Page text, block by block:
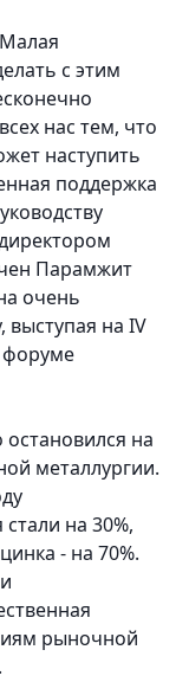
с этим
нас тем, что
наступить
поддержка
Парамжит
очень
выступая на IV
на
металлургии.
на 30%,
- на 70%.
рыночной